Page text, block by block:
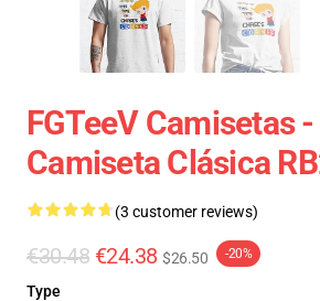
FGTeeV Camisetas
Camiseta Clásica
(3 customer reviews)
€30.48 €24.38 $26.50 -20%
Type